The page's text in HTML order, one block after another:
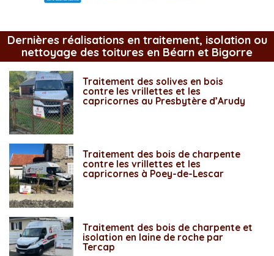
Dernières réalisations en traitement, isolation ou
nettoyage des toitures en Béarn et Bigorre
Traitement des solives en bois
contre les vrillettes et les
capricornes au Presbytère d’Arudy
Traitement des bois de charpente
contre les vrillettes et les
capricornes à Poey-de-Lescar
Traitement des bois de charpente et
isolation en laine de roche par
Tercap